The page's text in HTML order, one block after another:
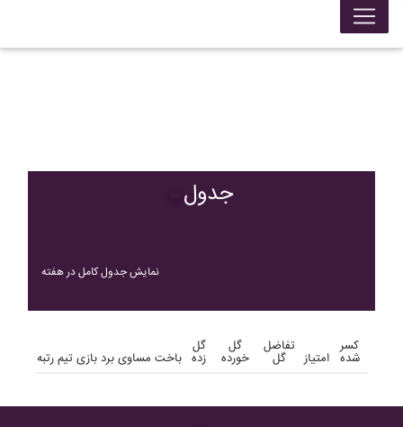
جدول
نمایش جدول کامل در هفته
رتبه تیم بازی برد مساوی باخت
گل
زده
گل
خورده
تفاضل
گل امتیاز
کسر
شده